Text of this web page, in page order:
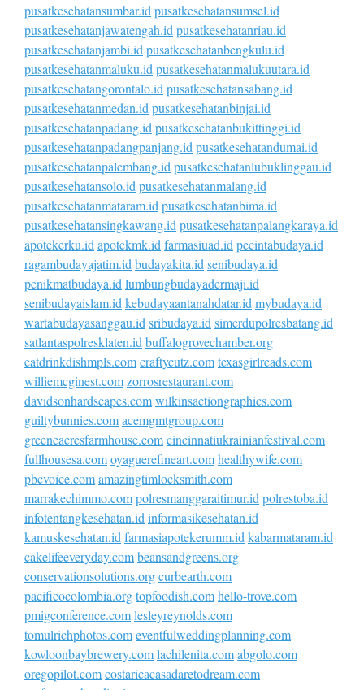
pusatkesehatansumbar.id pusatkesehatansumsel.id
pusatkesehatanjawatengah.id pusatkesehatanriau.id
pusatkesehatanjambi.id pusatkesehatanbengkulu.id
pusatkesehatanmaluku.id pusatkesehatanmalukuutara.id
pusatkesehatangorontalo.id pusatkesehatansabang.id
pusatkesehatanmedan.id pusatkesehatanbinjai.id
pusatkesehatanpadang.id pusatkesehatanbukittinggi.id
pusatkesehatanpadangpanjang.id pusatkesehatandumai.id
pusatkesehatanpalembang.id pusatkesehatanlubuklinggau.id
pusatkesehatansolo.id pusatkesehatanmalang.id
pusatkesehatanmataram.id pusatkesehatanbima.id
pusatkesehatansingkawang.id pusatkesehatanpalangkaraya.id
apotekerku.id apotekmk.id farmasiuad.id pecintabudaya.id
ragambudayajatim.id budayakita.id senibudaya.id
penikmatbudaya.id lumbungbudayadermaji.id
senibudayaislam.id kebudayaantanahdatar.id mybudaya.id
wartabudayasanggau.id sribudaya.id simerdupolresbatang.id
satlantaspolresklaten.id buffalogrovechamber.org
eatdrinkdishmpls.comcraftycutz.comtexasgirlreads.com
williemcginest.comzorrosrestaurant.com
davidsonhardscapes.comwilkinsactiongraphics.com
guiltybunnies.comacemgmtgroup.com
greeneacresfarmhouse.comcincinnatiukrainianfestival.com
fullhousesa.comoyaguerefineart.comhealthywife.com
pbcvoice.comamazingtimlocksmith.com
marrakechimmo.compolresmanggaraitimur.id polrestoba.id
infotentangkesehatan.id informasikesehatan.id
kamuskesehatan.id farmasiapotekerumm.id kabarmataram.id
cakelifeeveryday.combeansandgreens.org
conservationsolutions.orgcurbearth.com
pacificocolombia.orgtopfoodish.comhello-trove.com
pmigconference.comlesleyreynolds.com
tomulrichphotos.comeventfulweddingplanning.com
kowloonbaybrewery.comlachilenita.comabgolo.com
oregopilot.comcostaricacasadaretodream.com